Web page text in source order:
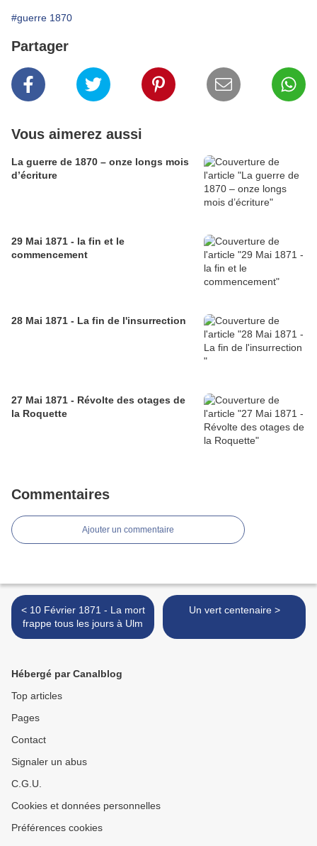
#guerre 1870
Partager
Vous aimerez aussi
La guerre de 1870 – onze longs mois
d’écriture
29 Mai 1871 - la fin et le
commencement
28 Mai 1871 - La fin de l'insurrection
27 Mai 1871 - Révolte des otages de
la Roquette
Commentaires
Ajouter un commentaire
< 10 Février 1871 - La mort
frappe tous les jours à Ulm
Un vert centenaire >
Hébergé par Canalblog
Top articles
Pages
Contact
Signaler un abus
C.G.U.
Cookies et données personnelles
Préférences cookies